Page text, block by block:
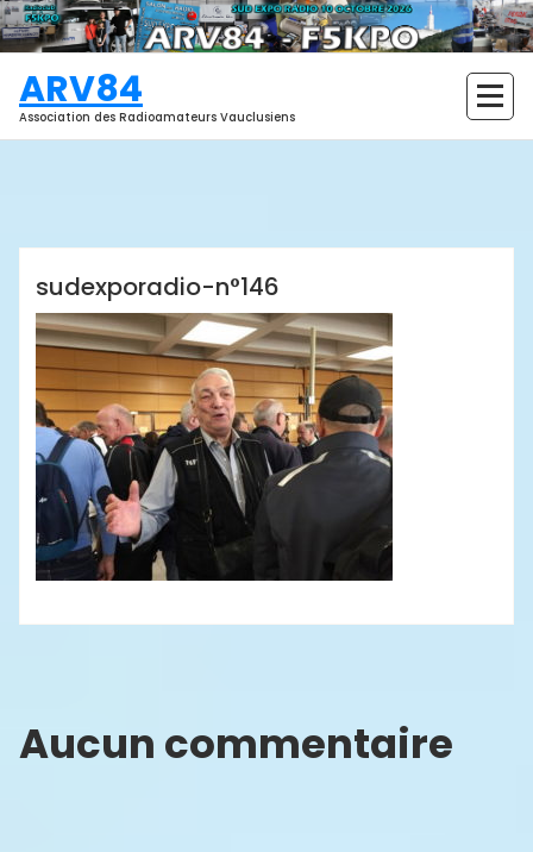
Aller
au
contenu
ARV84
Association des Radioamateurs Vauclusiens
sudexporadio-n°146
Aucun commentaire